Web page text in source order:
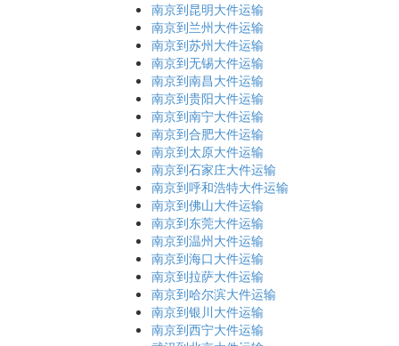
南京到昆明大件运输
南京到兰州大件运输
南京到苏州大件运输
南京到无锡大件运输
南京到南昌大件运输
南京到贵阳大件运输
南京到南宁大件运输
南京到合肥大件运输
南京到太原大件运输
南京到石家庄大件运输
南京到呼和浩特大件运输
南京到佛山大件运输
南京到东莞大件运输
南京到温州大件运输
南京到海口大件运输
南京到拉萨大件运输
南京到哈尔滨大件运输
南京到银川大件运输
南京到西宁大件运输